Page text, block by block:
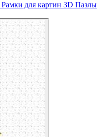
Рамки для картин 3D Пазлы